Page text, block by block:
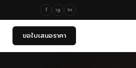
f ig ln
ขอใบเสนอราคา